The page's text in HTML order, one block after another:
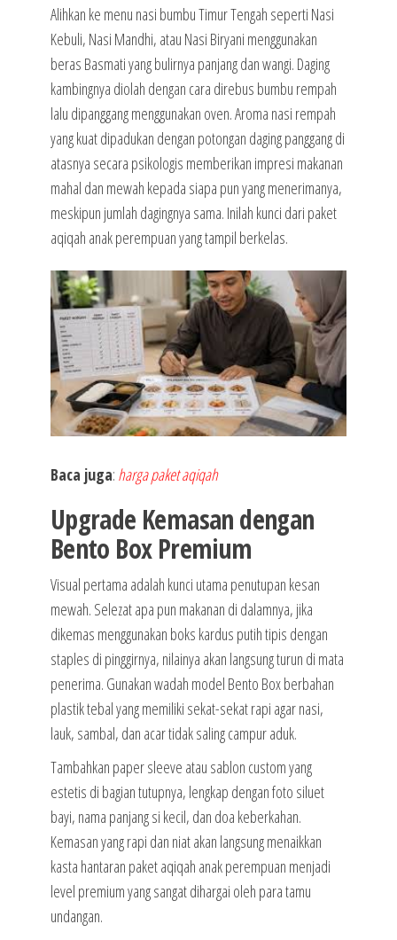
Alihkan ke menu nasi bumbu Timur Tengah seperti Nasi
Kebuli, Nasi Mandhi, atau Nasi Biryani menggunakan
beras Basmati yang bulirnya panjang dan wangi. Daging
kambingnya diolah dengan cara direbus bumbu rempah
lalu dipanggang menggunakan oven. Aroma nasi rempah
yang kuat dipadukan dengan potongan daging panggang di
atasnya secara psikologis memberikan impresi makanan
mahal dan mewah kepada siapa pun yang menerimanya,
meskipun jumlah dagingnya sama. Inilah kunci dari paket
aqiqah anak perempuan yang tampil berkelas.
Baca juga: harga paket aqiqah
Upgrade Kemasan dengan
Bento Box Premium
Visual pertama adalah kunci utama penutupan kesan
mewah. Selezat apa pun makanan di dalamnya, jika
dikemas menggunakan boks kardus putih tipis dengan
staples di pinggirnya, nilainya akan langsung turun di mata
penerima. Gunakan wadah model Bento Box berbahan
plastik tebal yang memiliki sekat-sekat rapi agar nasi,
lauk, sambal, dan acar tidak saling campur aduk.
Tambahkan paper sleeve atau sablon custom yang
estetis di bagian tutupnya, lengkap dengan foto siluet
bayi, nama panjang si kecil, dan doa keberkahan.
Kemasan yang rapi dan niat akan langsung menaikkan
kasta hantaran paket aqiqah anak perempuan menjadi
level premium yang sangat dihargai oleh para tamu
undangan.